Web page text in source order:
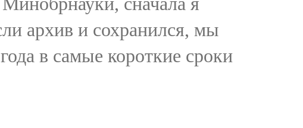
архив и сохранился, мы
в самые короткие сроки